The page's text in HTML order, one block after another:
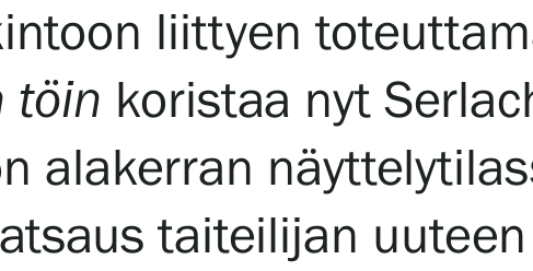
liittyen
töin koristaa nyt
alakerran
taiteilijan